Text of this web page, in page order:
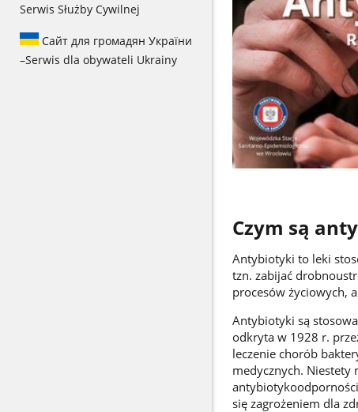
Serwis Służby Cywilnej
Сайт для громадян України
–Serwis dla obywateli Ukrainy
Czym są
Antybiotyki to leki
tzn. zabijać
procesów życiowych,
Antybiotyki są
odkryta w 1928 r.
leczenie chorób
medycznych. Niestety
się zagrożeniem dla